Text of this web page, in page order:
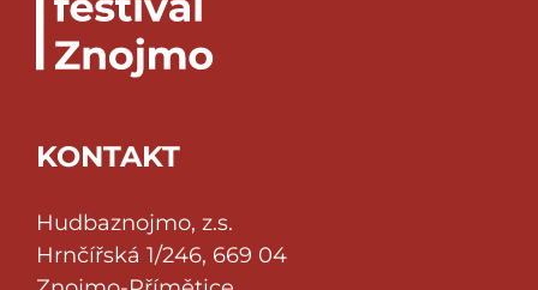
KONTAKT
Hudbaznojmo, z.s.
Hrnčířská 1/246, 669 04